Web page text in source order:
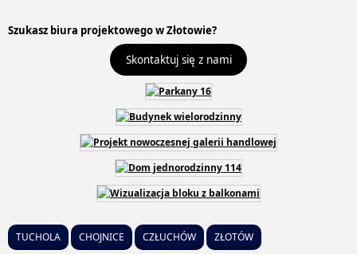
Szukasz biura projektowego w Złotowie?
Skontaktuj się z nami
TUCHOLA CHOJNICE CZŁUCHÓW ZŁOTÓW